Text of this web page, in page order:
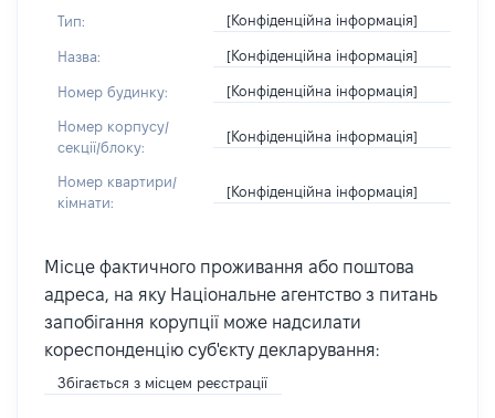
Тип: [Конфіденційна інформація]
Назва: [Конфіденційна інформація]
Номер будинку: [Конфіденційна інформація]
Номер корпусу/
секції/блоку:
[Конфіденційна інформація]
Номер квартири/
кімнати:
[Конфіденційна інформація]
Місце фактичного проживання або поштова
адреса, на яку Національне агентство з питань
запобігання корупції може надсилати
кореспонденцію суб'єкту декларування:
Збігається з місцем реєстрації